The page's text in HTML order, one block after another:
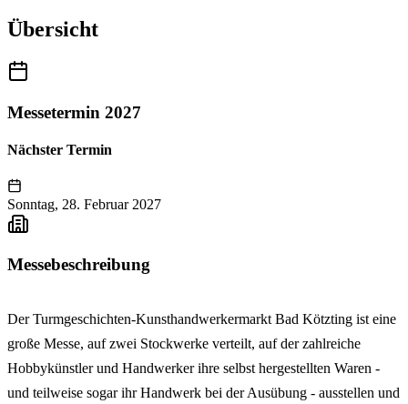
Übersicht
Messetermin 2027
Nächster Termin
Sonntag, 28. Februar 2027
Messebeschreibung
Der Turmgeschichten-Kunsthandwerkermarkt Bad Kötzting ist eine
große Messe, auf zwei Stockwerke verteilt, auf der zahlreiche
Hobbykünstler und Handwerker ihre selbst hergestellten Waren -
und teilweise sogar ihr Handwerk bei der Ausübung - ausstellen und